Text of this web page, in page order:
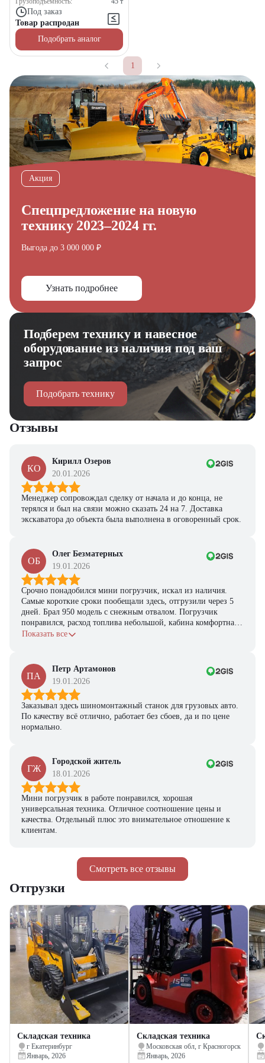
Под заказ
Товар распродан
Подобрать аналог
1
Акция
Спецпредложение на новую
технику 2023–2024 гг.
Выгода до 3 000 000 ₽
Узнать подробнее
Подберем технику и навесное
оборудование из наличия под ваш
запрос
Подобрать технику
Смотреть все отзывы
Отзывы
КО
Кирилл Озеров
20.01.2026
Менеджер сопровождал сделку от начала и до конца, не
терялся и был на связи можно сказать 24 на 7. Доставка
экскаватора до объекта была выполнена в оговоренный срок.
ОБ
Олег Безматерных
19.01.2026
Срочно понадобился мини погрузчик, искал из наличия.
Самые короткие сроки пообещали здесь, отгрузили через 5
дней. Брал 950 модель с снежным отвалом. Погрузчик
понравился, расход топлива небольшой, кабина комфортная,
с задачами справляется.
Показать все
ПА
Петр Артамонов
19.01.2026
Заказывал здесь шиномонтажный станок для грузовых авто.
По качеству всё отлично, работает без сбоев, да и по цене
нормально.
ГЖ
Городской житель
18.01.2026
Мини погрузчик в работе понравился, хорошая
универсальная техника. Отличное соотношение цены и
качества. Отдельный плюс это внимательное отношение к
клиентам.
Отгрузки
Складская техника
г Екатеринбург
Январь, 2026
Складская техника
Московская обл, г Красногорск
Январь, 2026